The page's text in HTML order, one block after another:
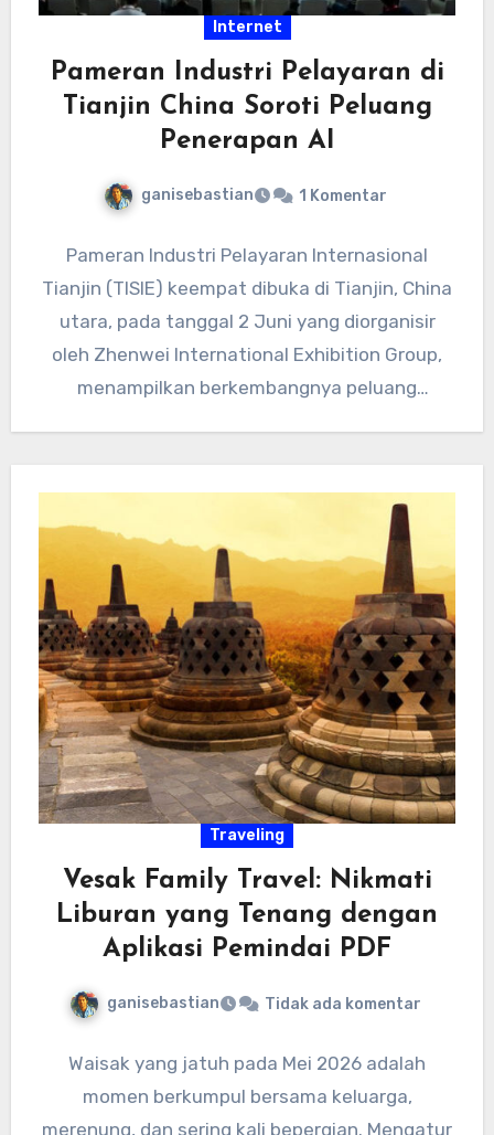
Internet
Pameran Industri Pelayaran di
Tianjin China Soroti Peluang
Penerapan AI
ganisebastian 1 Komentar
Pameran Industri Pelayaran Internasional
Tianjin (TISIE) keempat dibuka di Tianjin, China
utara, pada tanggal 2 Juni yang diorganisir
oleh Zhenwei International Exhibition Group,
menampilkan berkembangnya peluang
Traveling
Vesak Family Travel: Nikmati
Liburan yang Tenang dengan
Aplikasi Pemindai PDF
ganisebastian Tidak ada komentar
Waisak yang jatuh pada Mei 2026 adalah
momen berkumpul bersama keluarga,
merenung, dan sering kali bepergian. Mengatur